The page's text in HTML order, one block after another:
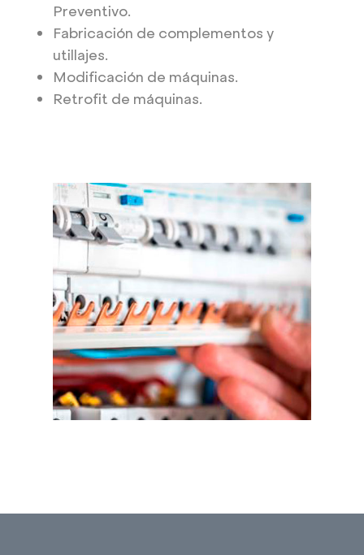
Preventivo.
Fabricación de complementos y
utillajes.
Modificación de máquinas.
Retrofit de máquinas.